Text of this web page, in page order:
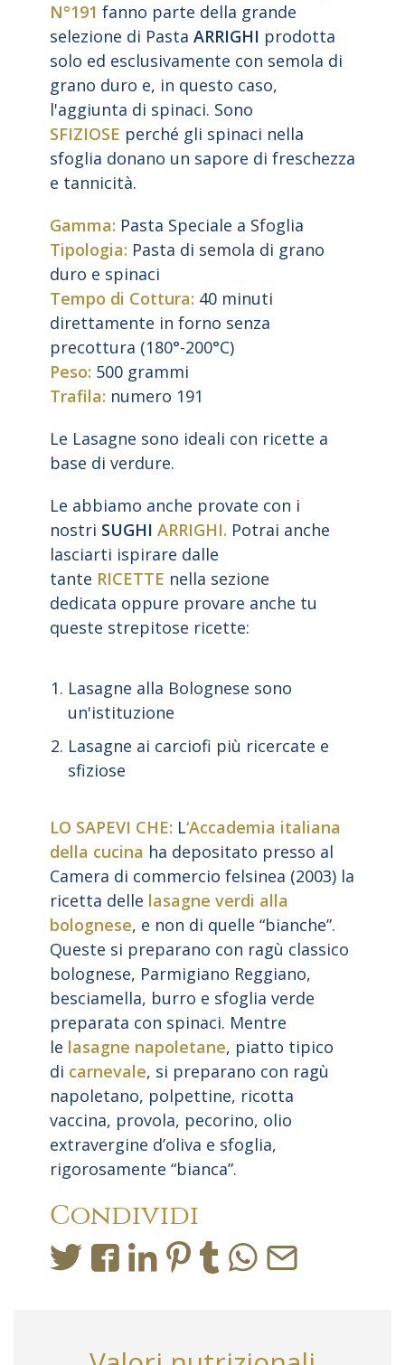
N°191 fanno parte della grande
selezione di Pasta ARRIGHI prodotta
solo ed esclusivamente con semola di
grano duro e, in questo caso,
l'aggiunta di spinaci. Sono
SFIZIOSE perché gli spinaci nella
sfoglia donano un sapore di freschezza
e tannicità.
Gamma: Pasta Speciale a Sfoglia
Tipologia: Pasta di semola di grano
duro e spinaci
Tempo di Cottura: 40 minuti
direttamente in forno senza
precottura (180°-200°C)
Peso: 500 grammi
Trafila: numero 191
Le Lasagne sono ideali con ricette a
base di verdure.
Le abbiamo anche provate con i
nostri SUGHI ARRIGHI. Potrai anche
lasciarti ispirare dalle
tante RICETTE nella sezione
dedicata oppure provare anche tu
queste strepitose ricette:
Lasagne alla Bolognese sono
un'istituzione
Lasagne ai carciofi più ricercate e
sfiziose
LO SAPEVI CHE: L‘Accademia italiana
della cucina ha depositato presso al
Camera di commercio felsinea (2003) la
ricetta delle lasagne verdi alla
bolognese, e non di quelle “bianche”.
Queste si preparano con ragù classico
bolognese, Parmigiano Reggiano,
besciamella, burro e sfoglia verde
preparata con spinaci. Mentre
le lasagne napoletane, piatto tipico
di carnevale, si preparano con ragù
napoletano, polpettine, ricotta
vaccina, provola, pecorino, olio
extravergine d’oliva e sfoglia,
rigorosamente “bianca”.
Condividi